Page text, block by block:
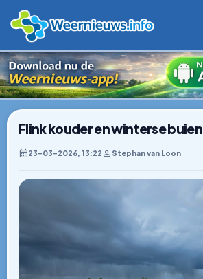
Flink kouder en winterse buien
23–03–2026, 13:22 Stephan van Loon